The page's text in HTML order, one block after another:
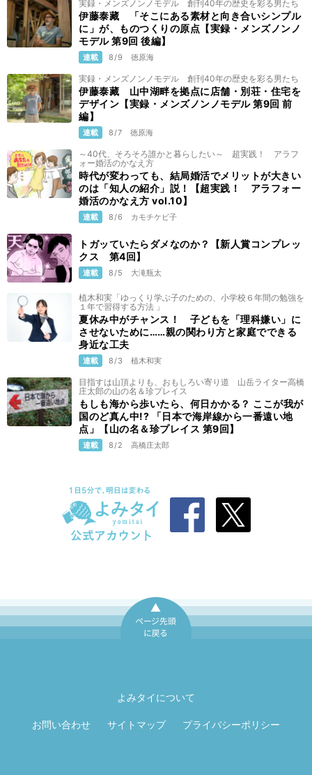
実録・メンズノンノモデル 創刊40年の歴史を彩る男たち
伊藤泰藏 「そこにある素材と向き合いシンプル
に」が、ものつくりの原点【実録・メンズノンノ
モデル 第9回 後編】
連載 8/9 徳原海
実録・メンズノンノモデル 創刊40年の歴史を彩る男たち
伊藤泰藏 山中湖畔を拠点に店舗・別荘・住宅を
デザイン【実録・メンズノンノモデル 第9回 前
編】
連載 8/7 徳原海
～40代、そろそろ誰かと暮らしたい～ 超実践！ アラフ
ォー婚活のかなえ方
時代が変わっても、結局婚活でメリットが大きい
のは「知人の紹介」説！【超実践！ アラフォー
婚活のかなえ方 vol.10】
連載 8/6 カモチケビ子
トガッていたらダメなのか？【新人賞コンプレッ
クス 第4回】
連載 8/5 大滝瓶太
植木和実「ゆっくり学ぶ子のための、小学校６年間の勉強を
１年で習得する方法 」
夏休み中がチャンス！ 子どもを「理科嫌い」に
させないために……親の関わり方と家庭でできる
身近な工夫
連載 8/3 植木和実
目指すは山頂よりも、おもしろい寄り道 山岳ライター高橋
庄太郎の山の名＆珍プレイス
もしも海から歩いたら、何日かかる？ ここが我が
国のど真ん中!? 「日本で海岸線から一番遠い地
点」【山の名＆珍プレイス 第9回】
連載 8/2 高橋庄太郎
よみタイについて
お問い合わせ サイトマップ プライバシーポリシー